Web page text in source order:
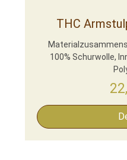
THC
100% Schurwolle,